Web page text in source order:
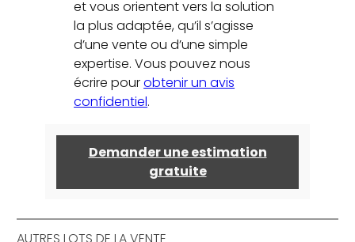
et vous orientent vers la solution
la plus adaptée, qu’il s’agisse
d’une vente ou d’une simple
expertise. Vous pouvez nous
écrire pourobtenir un avis
confidentiel.
Demander une estimation
gratuite
AUTRES LOTS DE LA VENTE